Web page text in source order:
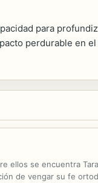
para
perdurable en
ellos se encuentra
de vengar su fe